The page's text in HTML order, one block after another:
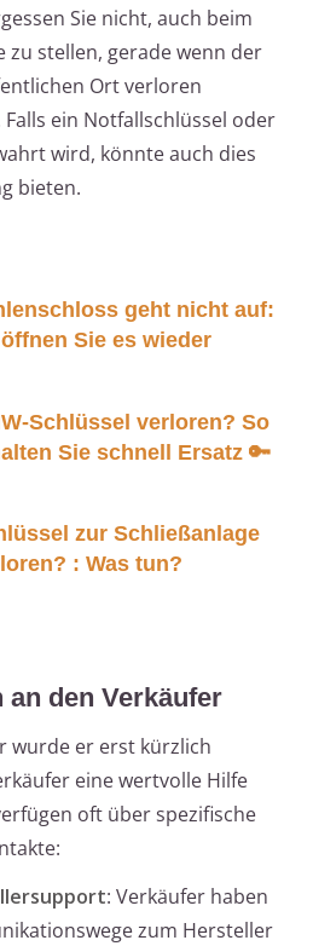
Sie nicht, auch beim
zu stellen, gerade wenn der
Ort verloren
ein Notfallschlüssel oder
wird, könnte auch dies
bieten.
geht nicht auf:
Sie es wieder
Schlüssel verloren? So
Sie schnell Ersatz 🔑
zur Schließanlage
: Was tun?
an den Verkäufer
wurde er erst kürzlich
eine wertvolle Hilfe
oft über spezifische
: Verkäufer haben
zum Hersteller